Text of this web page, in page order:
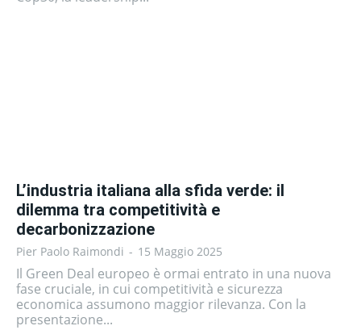
L’industria italiana alla sfida verde: il
dilemma tra competitività e
decarbonizzazione
Pier Paolo Raimondi - 15 Maggio 2025
Il Green Deal europeo è ormai entrato in una nuova
fase cruciale, in cui competitività e sicurezza
economica assumono maggior rilevanza. Con la
presentazione...